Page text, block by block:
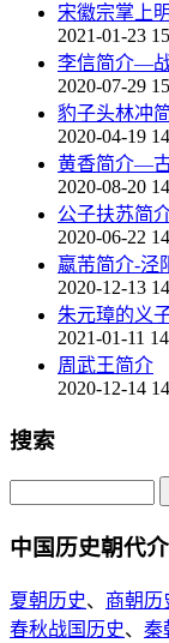
宋徽宗掌上
2021-01-23
李信简介—
2020-07-29
豹子头林冲
2020-04-19
黄香简介—
2020-08-20
公子扶苏简
2020-06-22
嬴芾简介-泾
2020-12-13
朱元璋的义
2021-01-11
周武王简介
2020-12-14
搜索
中国历史朝代
夏朝历史、 商朝历
春秋战国历史、 秦